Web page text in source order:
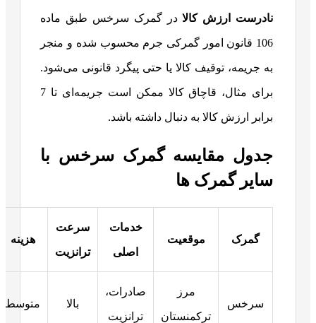
نادرست ارزش کالادر گمرک سرخس طبق ماده
106 قانون امور گمرکی جرم محسوب شده و منجر
به جریمه، توقیف کالا یا حتی پیگرد قانونی می‌شود.
برای مثال، قاچاق کالا ممکن است جریمه‌ای تا 7
برابر ارزش کالا به دنبال داشته باشد.
جدول مقایسه گمرک سرخس با
سایر گمرک‌ ها
گمرک موقعیت
خدمات
اصلی
سرعت
ترانزیت
هزینه
سرخس
مرز
ترکمنستان
صادرات،
ترانزیت
بالا متوسط